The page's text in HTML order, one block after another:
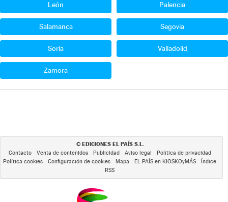
León Palencia
Salamanca Segovia
Soria Valladolid
Zamora
© EDICIONES EL PAÍS S.L.
Contacto Venta de contenidos Publicidad Aviso legal
Política de privacidad
Política cookies
Configuración de cookies Mapa EL PAÍS en KIOSKOyMÁS
Índice
RSS